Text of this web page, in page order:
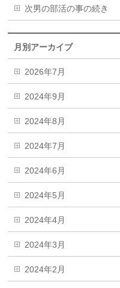
次男の部活の事の続き
月別アーカイブ
2026年7月
2024年9月
2024年8月
2024年7月
2024年6月
2024年5月
2024年4月
2024年3月
2024年2月